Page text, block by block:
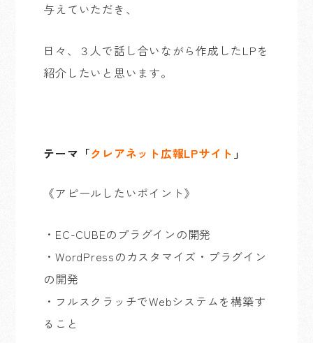
与えていただき、
日々、３人で話し合いながら作成したLPを
紹介したいと思います。
テーマ 「クレアネット広報LPサイト 」
《アピールしたいポイント》
・EC-CUBEのプラグインの開発
・WordPressのカスタマイズ・プラグイン
の開発
・フルスクラッチでWebシステムを構築す
ること